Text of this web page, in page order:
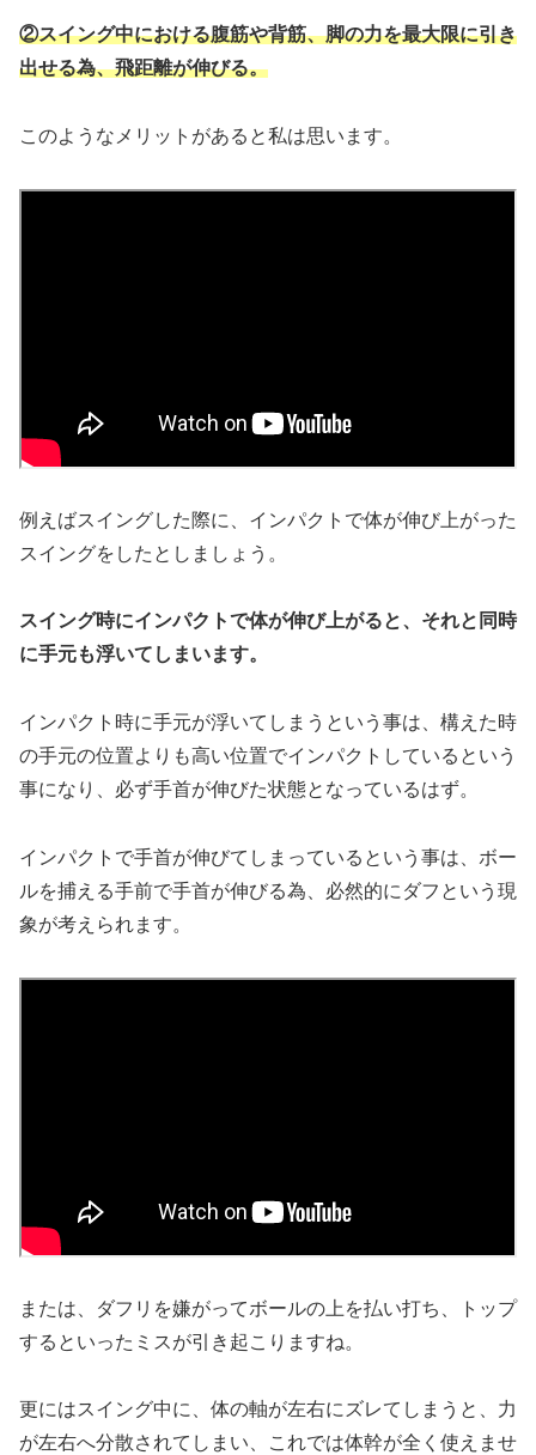
②スイング中における腹筋や背筋、脚の力を最大限に引き
出せる為、飛距離が伸びる。
このようなメリットがあると私は思います。
例えばスイングした際に、インパクトで体が伸び上がった
スイングをしたとしましょう。
スイング時にインパクトで体が伸び上がると、それと同時
に手元も浮いてしまいます。
インパクト時に手元が浮いてしまうという事は、構えた時
の手元の位置よりも高い位置でインパクトしているという
事になり、必ず手首が伸びた状態となっているはず。
インパクトで手首が伸びてしまっているという事は、ボー
ルを捕える手前で手首が伸びる為、必然的にダフという現
象が考えられます。
または、ダフリを嫌がってボールの上を払い打ち、トップ
するといったミスが引き起こりますね。
更にはスイング中に、体の軸が左右にズレてしまうと、力
が左右へ分散されてしまい、これでは体幹が全く使えませ